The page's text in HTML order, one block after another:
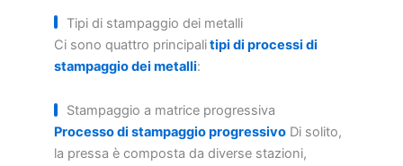
Tipi di stampaggio dei metalli
Ci sono quattro principalitipi di processi di
stampaggio dei metalli:
Stampaggio a matrice progressiva
Processo di stampaggio progressivo Di solito,
la pressa è composta da diverse stazioni,